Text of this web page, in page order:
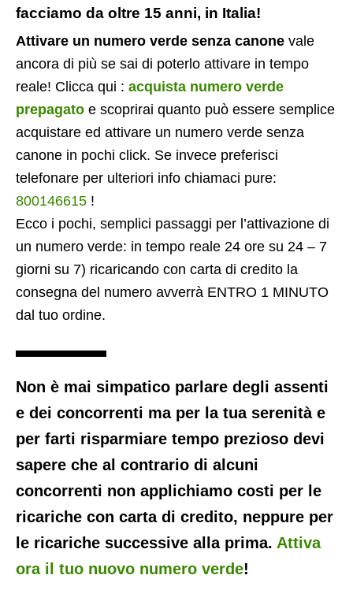
facciamo da oltre 15 anni, in Italia!
Attivare un numero verde senza canone vale
ancora di più se sai di poterlo attivare in tempo
reale! Clicca qui : acquista numero verde
prepagato e scoprirai quanto può essere semplice
acquistare ed attivare un numero verde senza
canone in pochi click. Se invece preferisci
telefonare per ulteriori info chiamaci pure:
800146615 !
Ecco i pochi, semplici passaggi per l’attivazione di
un numero verde: in tempo reale 24 ore su 24 – 7
giorni su 7) ricaricando con carta di credito la
consegna del numero avverrà ENTRO 1 MINUTO
dal tuo ordine.
Non è mai simpatico parlare degli assenti
e dei concorrenti ma per la tua serenità e
per farti risparmiare tempo prezioso devi
sapere che al contrario di alcuni
concorrenti non applichiamo costi per le
ricariche con carta di credito, neppure per
le ricariche successive alla prima. Attiva
ora il tuo nuovo numero verde!